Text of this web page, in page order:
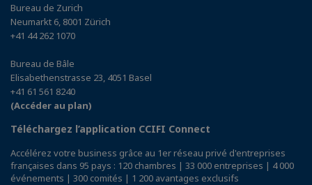
Bureau de Zurich
Neumarkt 6, 8001 Zürich
+41 44 262 1070
Bureau de Bâle
Elisabethenstrasse 23, 4051 Basel
+41 61 561 8240
(Accéder au plan)
Téléchargez l’application CCIFI Connect
Accélérez votre business grâce au 1er réseau privé d'entreprises
françaises dans 95 pays : 120 chambres | 33 000 entreprises | 4 000
événements | 300 comités | 1 200 avantages exclusifs